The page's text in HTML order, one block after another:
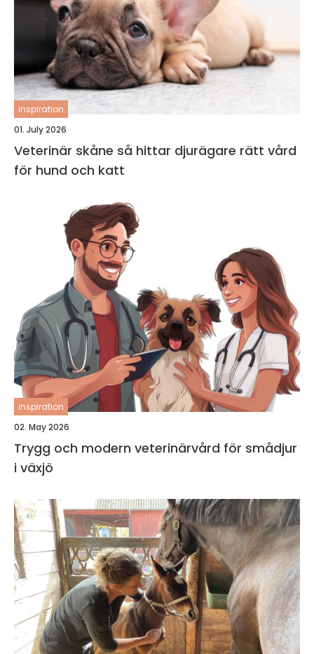
inspiration
01. July 2026
Veterinär skåne så hittar djurägare rätt vård
för hund och katt
inspiration
02. May 2026
Trygg och modern veterinärvård för smådjur
i växjö